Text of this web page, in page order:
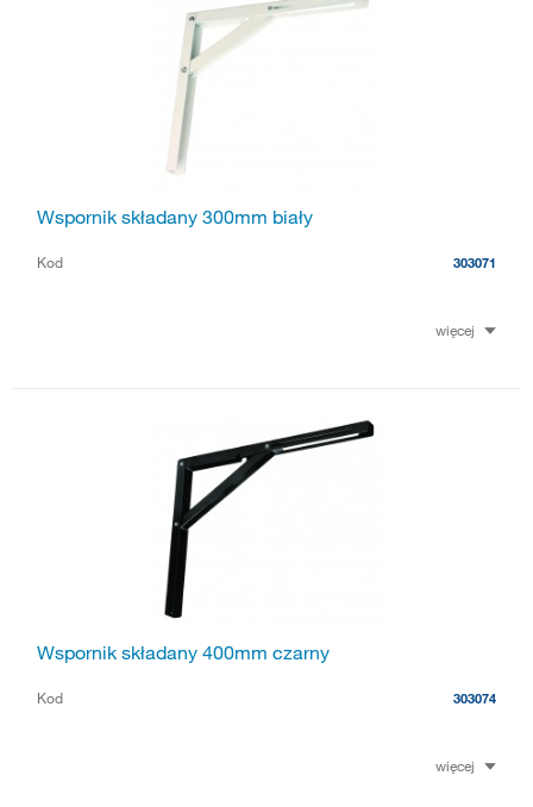
Wspornik składany 300mm biały
Kod 303071
więcej
Wspornik składany 400mm czarny
Kod 303074
więcej